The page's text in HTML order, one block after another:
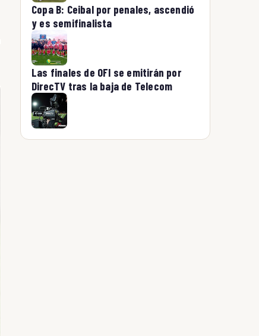
Copa B: Ceibal por penales, ascendió
y es semifinalista
Las finales de OFI se emitirán por
DirecTV tras la baja de Telecom